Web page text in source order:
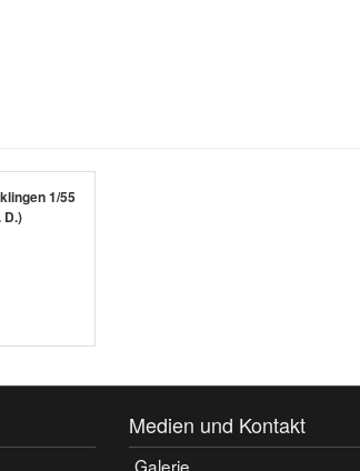
1/55
D.)
Medien und Kontakt
Galerie